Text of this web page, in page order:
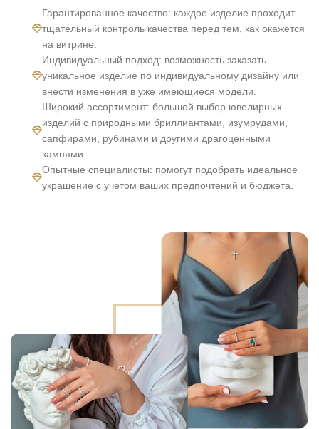
Гарантированное качество: каждое изделие проходит
тщательный контроль качества перед тем, как окажется
на витрине.
Индивидуальный подход: возможность заказать
уникальное изделие по индивидуальному дизайну или
внести изменения в уже имеющиеся модели.
Широкий ассортимент: большой выбор ювелирных
изделий с природными бриллиантами, изумрудами,
сапфирами, рубинами и другими драгоценными
камнями.
Опытные специалисты: помогут подобрать идеальное
украшение с учетом ваших предпочтений и бюджета.